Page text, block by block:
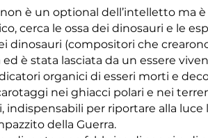
è un optional dell’intelletto ma
cerca le ossa dei dinosauri e le
dinosauri (compositori che
ed è stata lasciata da un essere
organici di esseri morti e
nei ghiacci polari e nei
indispensabili per riportare alla
della Guerra.